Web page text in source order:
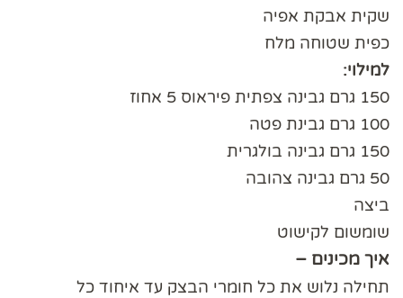
שקית אבקת אפיה
כפית שטוחה מלח
למילוי:
150 גרם גבינה צפתית פיראוס 5 אחוז
100 גרם גבינת פטה
150 גרם גבינה בולגרית
50 גרם גבינה צהובה
ביצה
שומשום לקישוט
איך מכינים –
תחילה נלוש את כל חומרי הבצק עד איחוד כל